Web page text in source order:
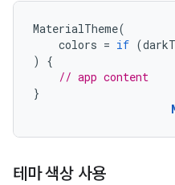
MaterialTheme(
colors = if (
)
{
// app content
}
테마 색상 사용